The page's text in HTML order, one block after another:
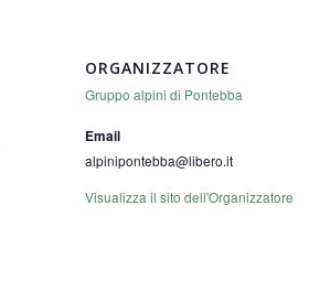
ORGANIZZATORE
Gruppo alpini di Pontebba
Email
alpinipontebba@libero.it
Visualizza il sito dell'Organizzatore